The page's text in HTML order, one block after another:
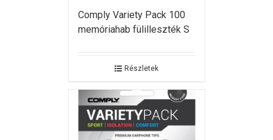
Comply Variety Pack 100
memóriahab fülilleszték S
Részletek